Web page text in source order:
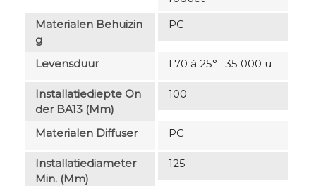
Materialen Behuizin
G
PC
Levensduur L70 à 25° : 35 000 u
Installatiediepte On
Der BA13 (mm)
100
Materialen Diffuser PC
Installatiediameter
Min. (mm)
125